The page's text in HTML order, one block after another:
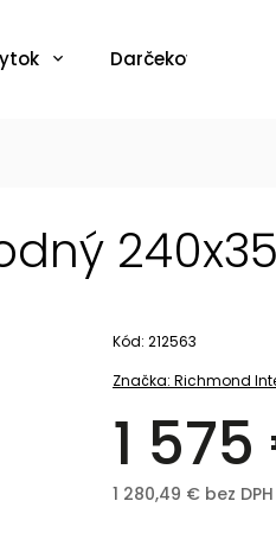
Darčekové
Značka: Richmond
1
1 280,49 € bez DPH
Kód: 212563